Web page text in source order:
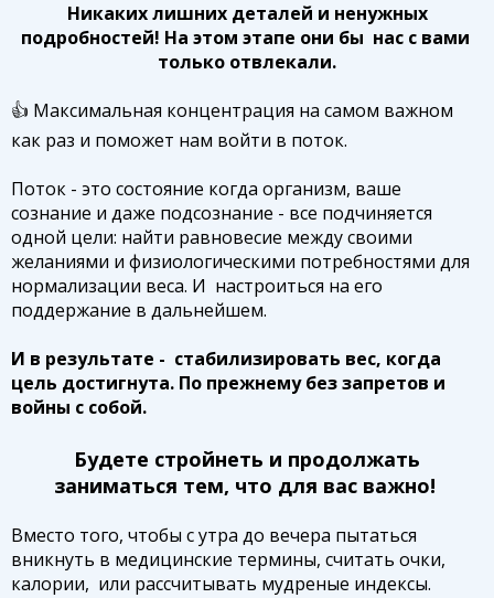
Никаких лишних деталей и ненужных
подробностей! На этом этапе они бы нас с вами
только отвлекали.
👍 Максимальная концентрация на самом важном
как раз и поможет нам войти в поток.
Поток - это состояние когда организм, ваше
сознание и даже подсознание - все подчиняется
одной цели: найти равновесие между своими
желаниями и физиологическими потребностями для
нормализации веса. И настроиться на его
поддержание в дальнейшем.
И в результате - стабилизировать вес, когда
цель достигнута. По прежнему без запретов и
войны с собой.
Будете стройнеть и продолжать
заниматься тем, что для вас важно!
Вместо того, чтобы с утра до вечера пытаться
вникнуть в медицинские термины, считать очки,
калории, или рассчитывать мудреные индексы.